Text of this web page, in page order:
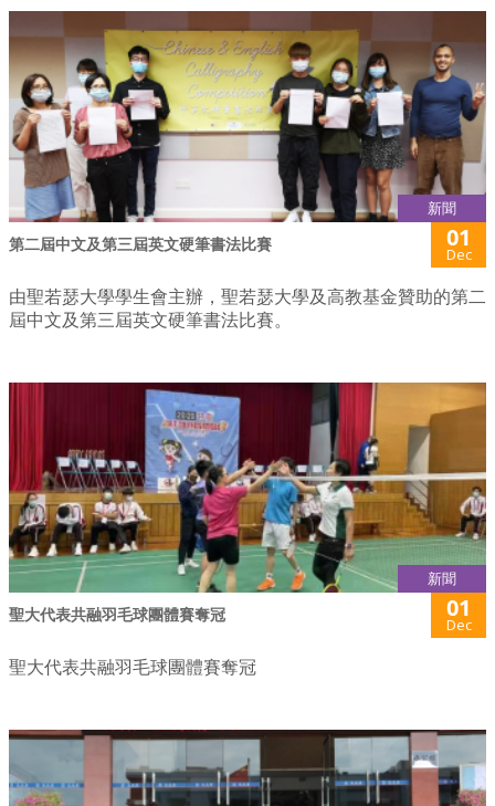
新聞
第二屆中文及第三屆英文硬筆書法比賽 01
Dec
由聖若瑟大學學生會主辦，聖若瑟大學及高教基金贊助的第二
屆中文及第三屆英文硬筆書法比賽。
新聞
聖大代表共融羽毛球團體賽奪冠 01
Dec
聖大代表共融羽毛球團體賽奪冠